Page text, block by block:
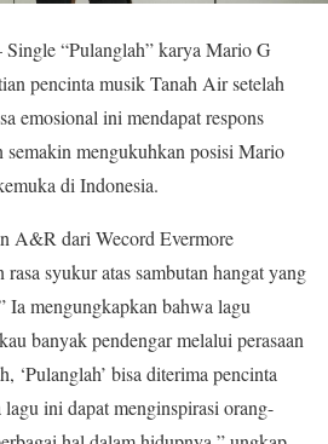
Single “Pulanglah” karya Mario G
pencinta musik Tanah Air setelah
emosional ini mendapat respons
semakin mengukuhkan posisi Mario
di Indonesia.
A&R dari Wecord Evermore
syukur atas sambutan hangat yang
Ia mengungkapkan bahwa lagu
banyak pendengar melalui perasaan
‘Pulanglah’ bisa diterima pencinta
ini dapat menginspirasi orang-